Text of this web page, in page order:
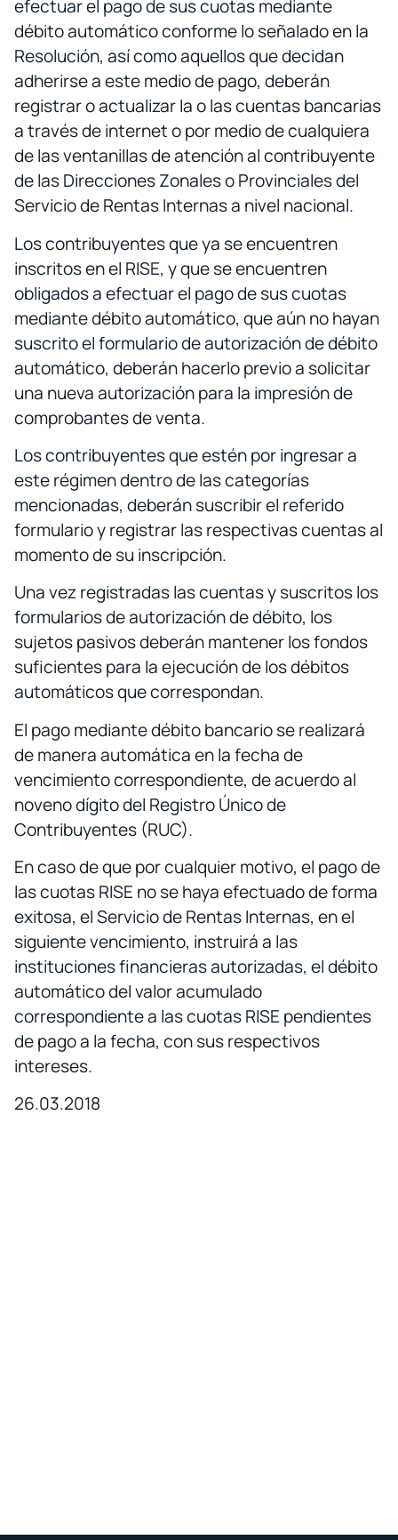
efectuar el pago de sus cuotas mediante
débito automático conforme lo señalado en la
Resolución, así como aquellos que decidan
adherirse a este medio de pago, deberán
registrar o actualizar la o las cuentas bancarias
a través de internet o por medio de cualquiera
de las ventanillas de atención al contribuyente
de las Direcciones Zonales o Provinciales del
Servicio de Rentas Internas a nivel nacional.
Los contribuyentes que ya se encuentren
inscritos en el RISE, y que se encuentren
obligados a efectuar el pago de sus cuotas
mediante débito automático, que aún no hayan
suscrito el formulario de autorización de débito
automático, deberán hacerlo previo a solicitar
una nueva autorización para la impresión de
comprobantes de venta.
Los contribuyentes que estén por ingresar a
este régimen dentro de las categorías
mencionadas, deberán suscribir el referido
formulario y registrar las respectivas cuentas al
momento de su inscripción.
Una vez registradas las cuentas y suscritos los
formularios de autorización de débito, los
sujetos pasivos deberán mantener los fondos
suficientes para la ejecución de los débitos
automáticos que correspondan.
El pago mediante débito bancario se realizará
de manera automática en la fecha de
vencimiento correspondiente, de acuerdo al
noveno dígito del Registro Único de
Contribuyentes (RUC).
En caso de que por cualquier motivo, el pago de
las cuotas RISE no se haya efectuado de forma
exitosa, el Servicio de Rentas Internas, en el
siguiente vencimiento, instruirá a las
instituciones financieras autorizadas, el débito
automático del valor acumulado
correspondiente a las cuotas RISE pendientes
de pago a la fecha, con sus respectivos
intereses.
26.03.2018